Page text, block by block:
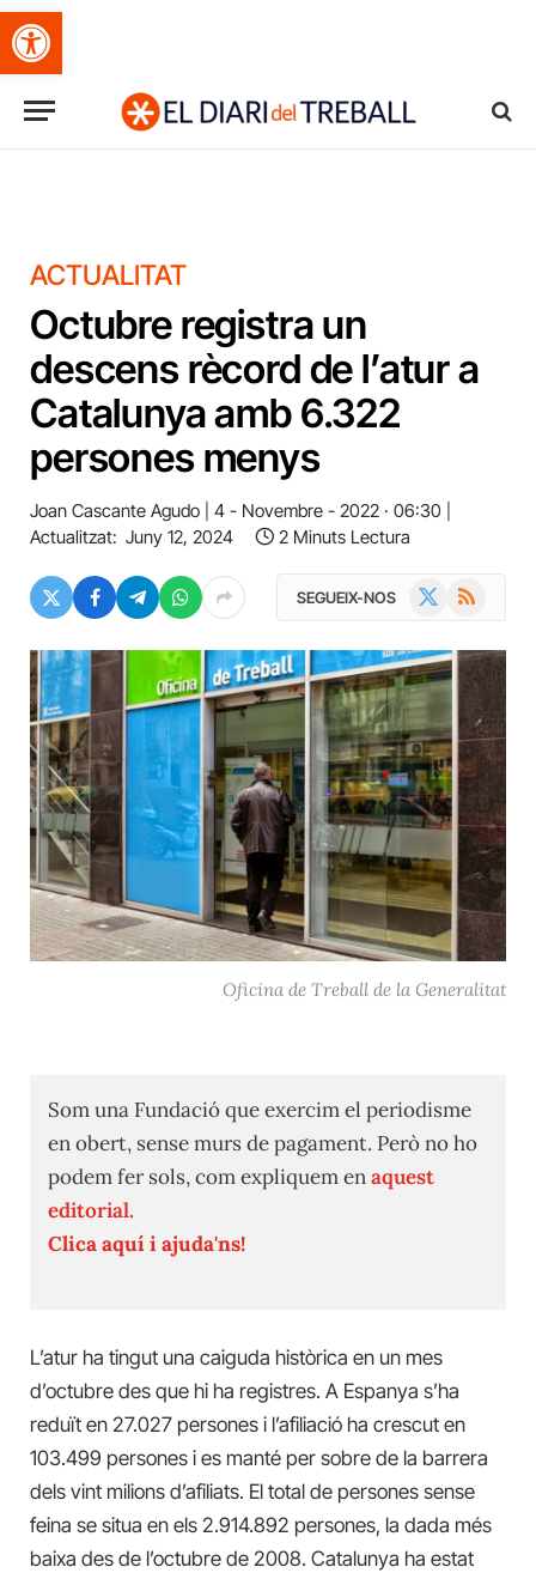
Obre la barra d'eines
ACTUALITAT
Octubre registra un
descens rècord de l’atur a
Catalunya amb 6.322
persones menys
Joan Cascante Agudo
4 - Novembre - 2022 · 06:30
Actualitzat: Juny 12, 2024 2 Minuts Lectura
SEGUEIX-NOS RSS
Oficina de Treball de la Generalitat
Som una Fundació que exercim el periodisme
en obert, sense murs de pagament. Però no ho
podem fer sols, com expliquem enaquest
editorial.
Clica aquí i ajuda'ns!
L’atur ha tingut una caiguda històrica en un mes
d’octubre des que hi ha registres. A Espanya s’ha
reduït en 27.027 persones i l’afiliació ha crescut en
103.499 persones i es manté per sobre de la barrera
dels vint milions d’afiliats. El total de persones sense
feina se situa en els 2.914.892 persones, la dada més
baixa des de l’octubre de 2008. Catalunya ha estat